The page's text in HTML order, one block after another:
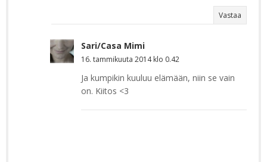
Vastaa
Sari/Casa Mimi
16. tammikuuta 2014 klo 0.42
Ja kumpikin kuuluu elämään, niin se vain
on. Kiitos <3